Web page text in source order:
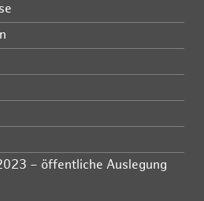
– öffentliche Auslegung